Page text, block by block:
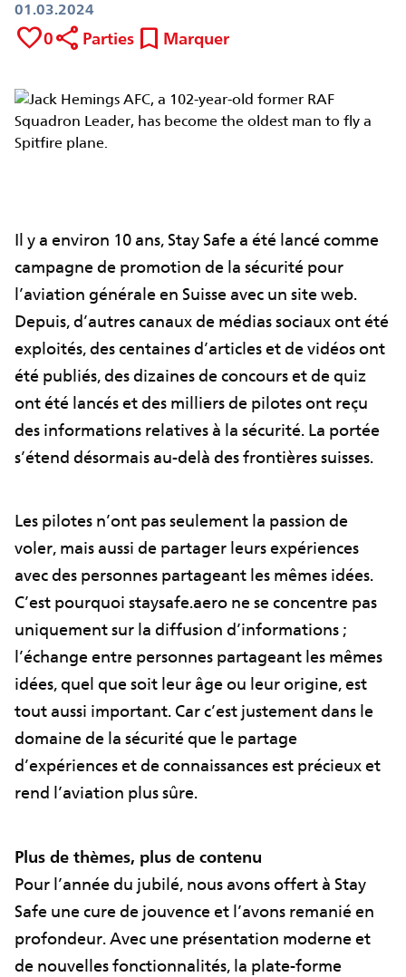
01.03.2024
favorite0share Parties bookmark Marquer
Il y a environ 10 ans, Stay Safe a été lancé comme
campagne de promotion de la sécurité pour
l’aviation générale en Suisse avec un site web.
Depuis, d’autres canaux de médias sociaux ont été
exploités, des centaines d’articles et de vidéos ont
été publiés, des dizaines de concours et de quiz
ont été lancés et des milliers de pilotes ont reçu
des informations relatives à la sécurité. La portée
s’étend désormais au-delà des frontières suisses.
Les pilotes n’ont pas seulement la passion de
voler, mais aussi de partager leurs expériences
avec des personnes partageant les mêmes idées.
C’est pourquoi staysafe.aero ne se concentre pas
uniquement sur la diffusion d’informations ;
l’échange entre personnes partageant les mêmes
idées, quel que soit leur âge ou leur origine, est
tout aussi important. Car c’est justement dans le
domaine de la sécurité que le partage
d’expériences et de connaissances est précieux et
rend l’aviation plus sûre.
Plus de thèmes, plus de contenu
Pour l’année du jubilé, nous avons offert à Stay
Safe une cure de jouvence et l’avons remanié en
profondeur. Avec une présentation moderne et
de nouvelles fonctionnalités, la plate-forme